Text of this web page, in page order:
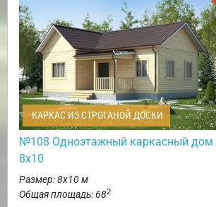
КАРКАС ИЗ СТРОГАНОЙ ДОСКИ
№108 Одноэтажный каркасный дом
8х10
Размер: 8х10 м
Общая площадь: 682